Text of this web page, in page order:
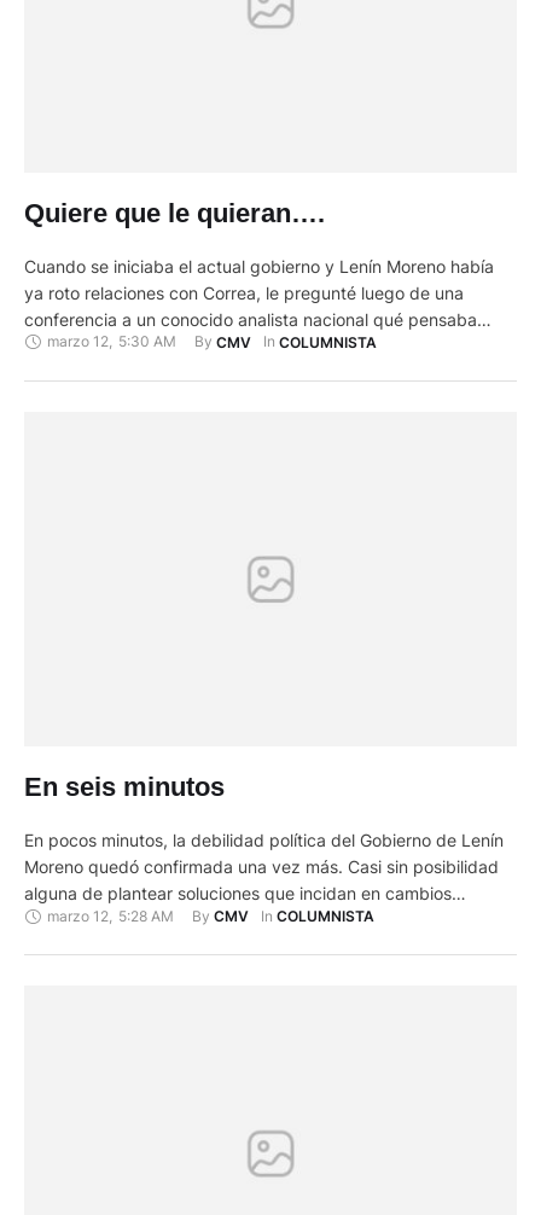
Quiere que le quieran….
Cuando se iniciaba el actual gobierno y Lenín Moreno había
ya roto relaciones con Correa, le pregunté luego de una
conferencia a un conocido analista nacional qué pensaba
sobre el futuro del régimen. “Lenín quiere que le quieran- me
marzo 12, 5:30 AM By CMV In COLUMNISTA
En seis minutos
En pocos minutos, la debilidad política del Gobierno de Lenín
Moreno quedó confirmada una vez más. Casi sin posibilidad
alguna de plantear soluciones que incidan en cambios
profundos en la estructura económica del país, las medidas
marzo 12 5:28 AM By CMV In COLUMNISTA